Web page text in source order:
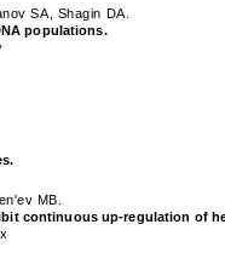
SA, Shagin DA.
populations.
MB.
continuous up-regulation of